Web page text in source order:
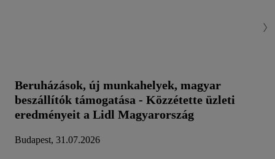
Beruházások, új munkahelyek, magyar
beszállítók támogatása - Közzétette üzleti
eredményeit a Lidl Magyarország
Budapest, 31.07.2026